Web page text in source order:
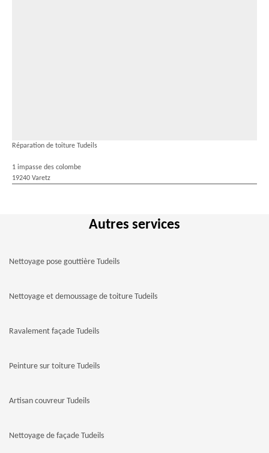
Réparation de toiture Tudeils
1 impasse des colombe
19240 Varetz
Autres services
Nettoyage pose gouttière Tudeils
Nettoyage et demoussage de toiture Tudeils
Ravalement façade Tudeils
Peinture sur toiture Tudeils
Artisan couvreur Tudeils
Nettoyage de façade Tudeils